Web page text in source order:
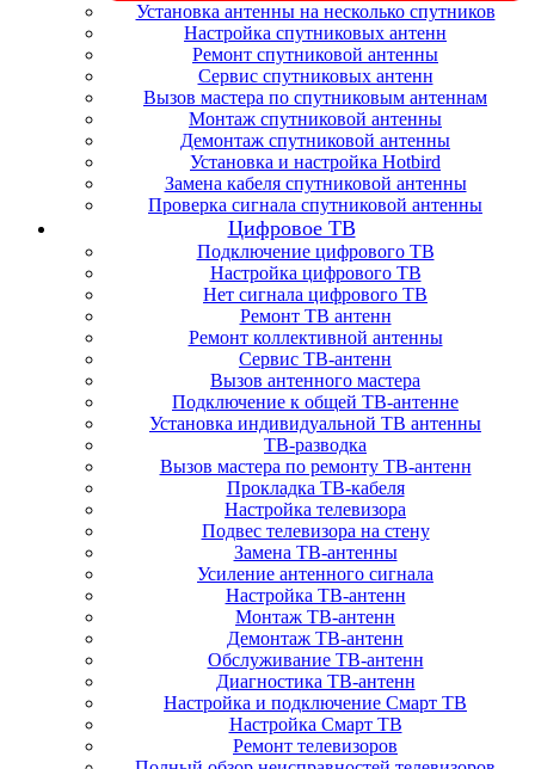
Установка антенны на несколько спутников
Настройка спутниковых антенн
Ремонт спутниковой антенны
Сервис спутниковых антенн
Вызов мастера по спутниковым антеннам
Монтаж спутниковой антенны
Демонтаж спутниковой антенны
Установка и настройка Hotbird
Замена кабеля спутниковой антенны
Проверка сигнала спутниковой антенны
Цифровое ТВ
Подключение цифрового ТВ
Настройка цифрового ТВ
Нет сигнала цифрового ТВ
Ремонт ТВ антенн
Ремонт коллективной антенны
Сервис ТВ-антенн
Вызов антенного мастера
Подключение к общей ТВ-антенне
Установка индивидуальной ТВ антенны
ТВ-разводка
Вызов мастера по ремонту ТВ-антенн
Прокладка ТВ-кабеля
Настройка телевизора
Подвес телевизора на стену
Замена ТВ-антенны
Усиление антенного сигнала
Настройка ТВ-антенн
Монтаж ТВ-антенн
Демонтаж ТВ-антенн
Обслуживание ТВ-антенн
Диагностика ТВ-антенн
Настройка и подключение Смарт ТВ
Настройка Смарт ТВ
Ремонт телевизоров